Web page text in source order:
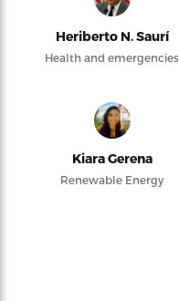
Heriberto N. Saurí
Health and emergencies
Kiara Gerena
Renewable Energy